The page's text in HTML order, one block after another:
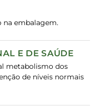
na embalagem.
E DE SAÚDE
metabolismo dos
de níveis normais